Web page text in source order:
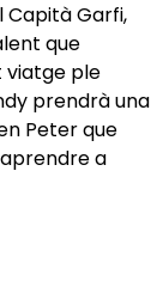
Capità Garfi,
que
viatge ple
prendrà una
Peter que
a